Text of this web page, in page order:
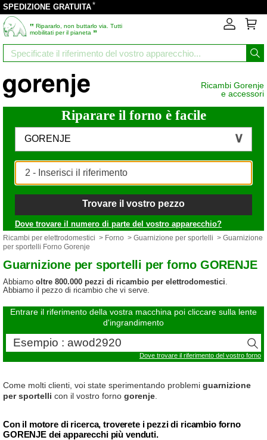
SPEDIZIONE GRATUITA*
‟ Ripararlo, non buttarlo via. Tutti
mobilitati per il pianeta ”
Ricambi Gorenje
e accessori
Riparare il forno è facile
GORENJE
Trovare il vostro pezzo
Dove trovare il numero di parte del vostro apparecchio?
Ricambi per elettrodomestici > Forno > Guarnizione per sportelli > Guarnizione
per sportelli Forno Gorenje
Guarnizione per sportelli per forno GORENJE
Abbiamo oltre 800.000 pezzi di ricambio per elettrodomestici.
Abbiamo il pezzo di ricambio che vi serve.
Entrare il riferimento della vostra macchina poi cliccare sulla lente
d'ingrandimento
Dove trovare il riferimento del vostro forno
Come molti clienti, voi state sperimentando problemi guarnizione
per sportelli con il vostro forno gorenje
Con il motore di ricerca, troverete i pezzi di ricambio forno
GORENJE dei apparecchi più venduti.